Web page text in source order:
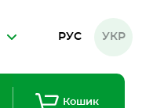
РУС УКР
Кошик